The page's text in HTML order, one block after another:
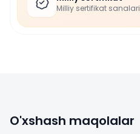
Milliy sertifikat sanalari
O'xshash maqolalar